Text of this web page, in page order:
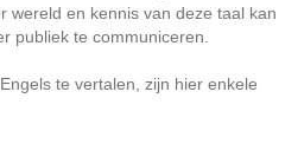
wereld en kennis van deze taal kan
publiek te communiceren.
te vertalen, zijn hier enkele